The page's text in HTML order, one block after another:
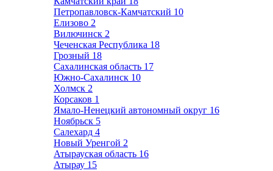
Петропавловск-Камчатский 10
Елизово 2
Вилючинск 2
Чеченская Республика 18
Грозный 18
Сахалинская область 17
Южно-Сахалинск 10
Холмск 2
Корсаков 1
Ямало-Ненецкий автономный округ 16
Ноябрьск 5
Салехард 4
Новый Уренгой 2
Атырауская область 16
Атырау 15